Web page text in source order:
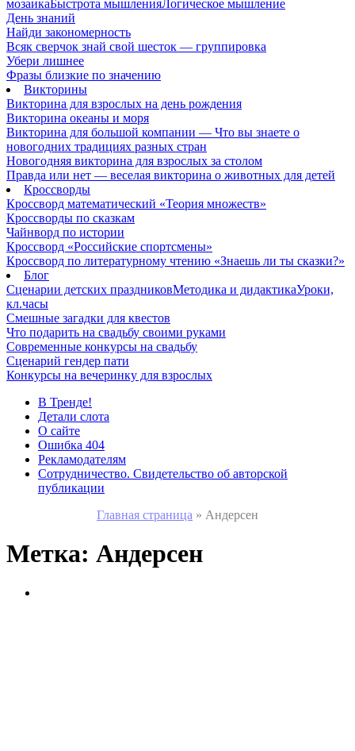
мозаикаБыстрота мышленияЛогическое мышление
День знаний
Найди закономерность
Всяк сверчок знай свой шесток — группировка
Убери лишнее
Фразы близкие по значению
Викторины
Викторина для взрослых на день рождения
Викторина океаны и моря
Викторина для большой компании — Что вы знаете о
новогодних традициях разных стран
Новогодняя викторина для взрослых за столом
Правда или нет — веселая викторина о животных для детей
Кроссворды
Кроссворд математический «Теория множеств»
Кроссворды по сказкам
Чайнворд по истории
Кроссворд «Российские спортсмены»
Кроссворд по литературному чтению «Знаешь ли ты сказки?»
Блог
Сценарии детских праздниковМетодика и дидактикаУроки,
кл.часы
Смешные загадки для квестов
Что подарить на свадьбу своими руками
Современные конкурсы на свадьбу
Сценарий гендер пати
Конкурсы на вечеринку для взрослых
В Тренде!
Детали слота
О сайте
Ошибка 404
Рекламодателям
Сотрудничество. Свидетельство об авторской
публикации
Главная страница » Андерсен
Метка: Андерсен